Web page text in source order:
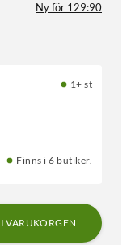
Ny för 129:90
1+ st
Finns i 6 butiker.
VARUKORGEN